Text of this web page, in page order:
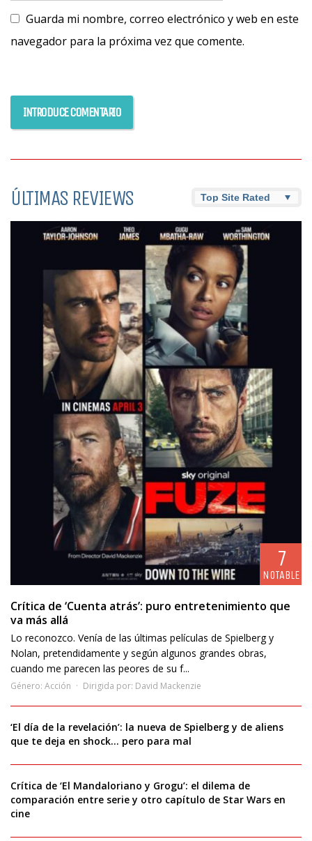
Guarda mi nombre, correo electrónico y web en este
navegador para la próxima vez que comente.
ÚLTIMAS REVIEWS
7
NOTABLE
Crítica de ‘Cuenta atrás’: puro entretenimiento que
va más allá
Lo reconozco. Venía de las últimas películas de Spielberg y
Nolan, pretendidamente y según algunos grandes obras,
cuando me parecen las peores de su f...
Género: Acción Dirigida por: David Mackenzie
‘El día de la revelación’: la nueva de Spielberg y de aliens
que te deja en shock… pero para mal
Crítica de ‘El Mandaloriano y Grogu’: el dilema de
comparación entre serie y otro capítulo de Star Wars en
cine